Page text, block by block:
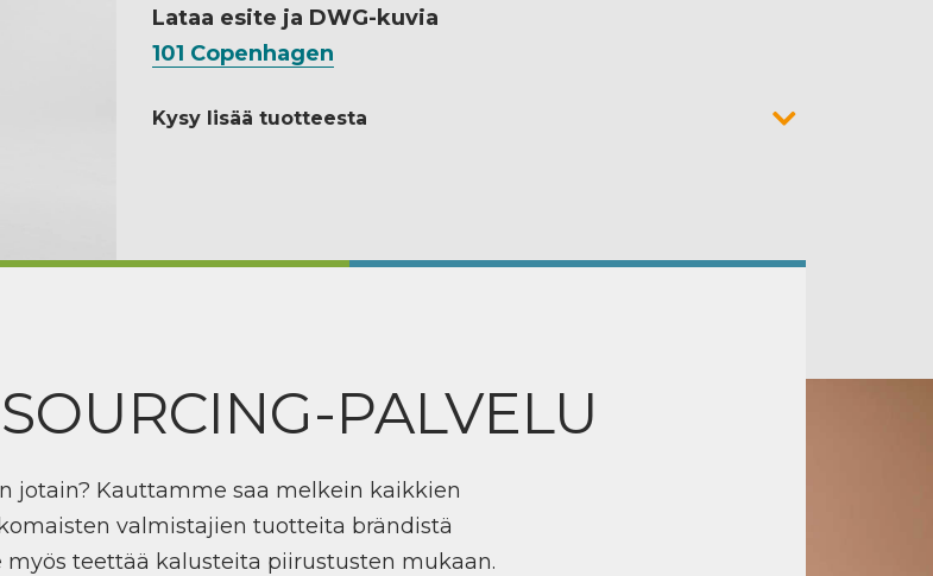
Lataa esite ja DWG-kuvia
101 Copenhagen
Kysy lisää tuotteesta
PALVELU
jotain? Kauttamme saa melkein kaikkien
valmistajien tuotteita brändistä
teettää kalusteita piirustusten mukaan.